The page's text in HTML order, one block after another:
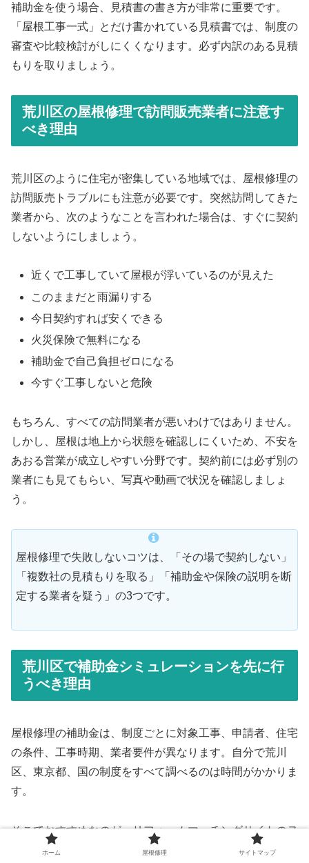
補助金を使う場合、見積書の書き方が非常に重要です。
「屋根工事一式」とだけ書かれている見積書では、制度の
審査や比較検討がしにくくなります。必ず内訳のある見積
もりを取りましょう。
荒川区の屋根修理で訪問販売業者に注意す
べき理由
荒川区のように住宅が密集している地域では、屋根修理の
訪問販売トラブルにも注意が必要です。突然訪問してきた
業者から、次のようなことを言われた場合は、すぐに契約
しないようにしましょう。
近くで工事していて屋根が浮いているのが見えた
このままだと雨漏りする
今日契約すれば安くできる
火災保険で無料になる
補助金で自己負担ゼロになる
今すぐ工事しないと危険
もちろん、すべての訪問業者が悪いわけではありません。
しかし、屋根は地上から状態を確認しにくいため、不安を
あおる営業が成立しやすい分野です。契約前には必ず別の
業者にも見てもらい、写真や動画で状況を確認しましょ
う。
屋根修理で失敗しないコツは、「その場で契約しない」
「複数社の見積もりを取る」「補助金や保険の説明を断
定する業者を疑う」の3つです。
荒川区で補助金シミュレーションを先に行
うべき理由
屋根修理の補助金は、制度ごとに対象工事、申請者、住宅
の条件、工事時期、業者要件が異なります。自分で荒川
区、東京都、国の制度をすべて調べるのは時間がかかりま
す。
そこでおすすめなのが、リフォームマッチングサイトのヌ
リカエで補助金シミュレーションを行うことです。
ホーム 屋根修理 サイトマップ